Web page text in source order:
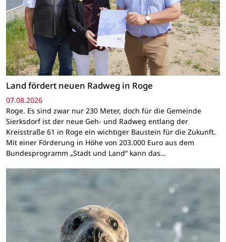
Land fördert neuen Radweg in Roge
07.08.2026
Roge. Es sind zwar nur 230 Meter, doch für die Gemeinde
Sierksdorf ist der neue Geh- und Radweg entlang der
Kreisstraße 61 in Roge ein wichtiger Baustein für die Zukunft.
Mit einer Förderung in Höhe von 203.000 Euro aus dem
Bundesprogramm „Stadt und Land“ kann das…